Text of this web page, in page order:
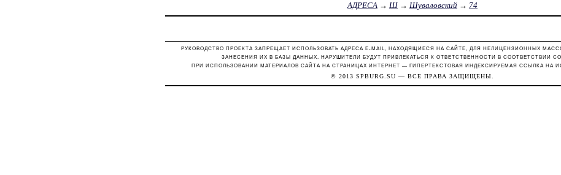
АДРЕСА→ Ш→ Шуваловский→ 74
РУКОВОДСТВО ПРОЕКТА ЗАПРЕЩАЕТ ИСПОЛЬЗОВАТЬ АДРЕСА E-MAIL, НАХОДЯЩИЕСЯ НА САЙТЕ, ДЛЯ НЕЛИЦЕНЗИОННЫХ
ЗАНЕСЕНИЯ ИХ В БАЗЫ ДАННЫХ. НАРУШИТЕЛИ БУДУТ ПРИВЛЕКАТЬСЯ К ОТВЕТСТВЕННОСТИ В СООТВЕТСТВИИ СО
ПРИ ИСПОЛЬЗОВАНИИ МАТЕРИАЛОВ САЙТА НА СТРАНИЦАХ ИНТЕРНЕТ — ГИПЕРТЕКСТОВАЯ ИНДЕКСИРУЕМАЯ ССЫЛКА НА
© 2013 SPBURG.SU — ВСЕ ПРАВА ЗАЩИЩЕНЫ.